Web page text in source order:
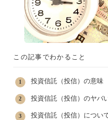
この記事でわかること
投資信託（投信）の意味
投資信託（投信）のヤバ
投資信託（投信）につい